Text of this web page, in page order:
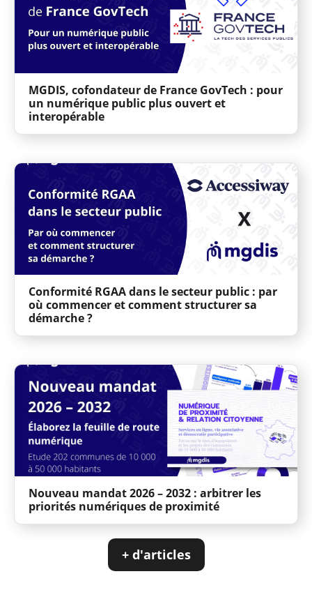
MGDIS, cofondateur de France GovTech : pour
un numérique public plus ouvert et
interopérable
Conformité RGAA dans le secteur public : par
où commencer et comment structurer sa
démarche ?
Nouveau mandat 2026 – 2032 : arbitrer les
priorités numériques de proximité
+ d'articles